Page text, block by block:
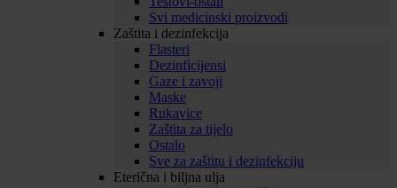
Svi medicinski proizvodi
Zaštita i dezinfekcija
Flasteri
Dezinficijensi
Gaze i zavoji
Maske
Rukavice
Zaštita za tijelo
Ostalo
Sve za zaštitu i dezinfekciju
Eterična i biljna ulja